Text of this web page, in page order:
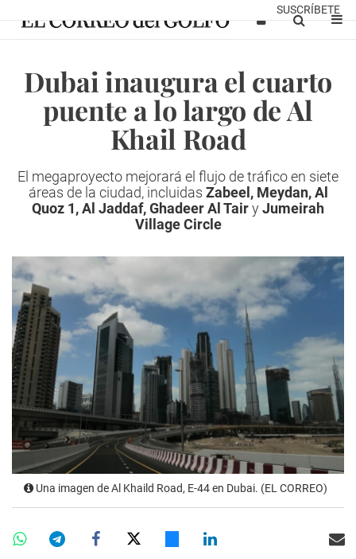
SUSCRÍBETE
Dubai inaugura el cuarto
puente a lo largo de Al
Khail Road
El megaproyecto mejorará el flujo de tráfico en siete
áreas de la ciudad, incluidas Zabeel, Meydan, Al
Quoz 1, Al Jaddaf, Ghadeer Al TairyJumeirah
Village Circle
Una imagen de Al Khaild Road, E-44 en Dubai. (EL CORREO)